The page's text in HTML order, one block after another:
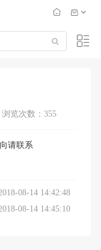
浏览次数：355
请联系
08-14 14:42:48
08-14 14:45:10